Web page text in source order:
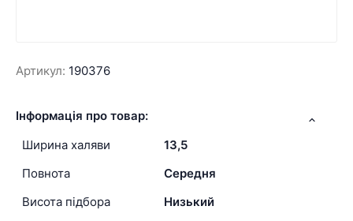
Артикул: 190376
Інформація про товар:
Ширина халяви
13,5
Повнота
Середня
Висота підбора
Низький